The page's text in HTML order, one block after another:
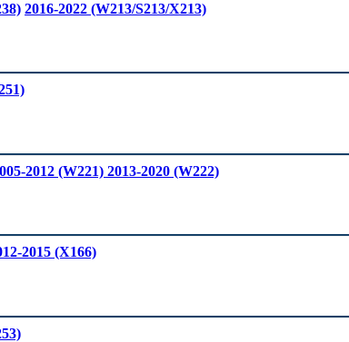
2016-2022 (W213/S213/X213)
2012 (W221) 2013-2020 (W222)
2015 (X166)